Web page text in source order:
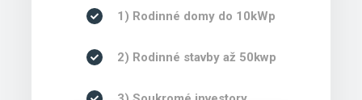
1) Rodinné domy do 10kWp
2) Rodinné stavby až 50kwp